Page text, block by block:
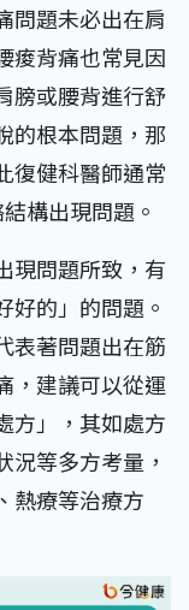
問題未必出在肩
痠背痛也常見因
膀或腰背進行舒
的根本問題，那
復健科醫師通常
構出現問題。
現問題所致，有
好的」的問題。
表著問題出在筋
，建議可以從運
方」，其如處方
等多方考量，
熱療等治療方